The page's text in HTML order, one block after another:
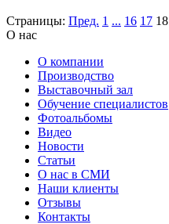
Страницы: Пред. 1 ... 16 17 18
О нас
О компании
Производство
Выставочный зал
Обучение специалистов
Фотоальбомы
Видео
Новости
Статьи
О нас в СМИ
Наши клиенты
Отзывы
Контакты